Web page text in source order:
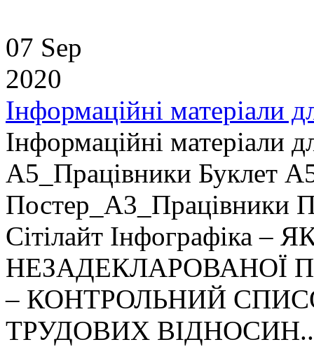
07 Sep
2020
Інформаційні матеріали
Інформаційні матеріали
А5_Працівники Буклет
Постер_А3_Працівники
Сітілайт Інфографіка
НЕЗАДЕКЛАРОВАНОЇ
– КОНТРОЛЬНИЙ
ТРУДОВИХ